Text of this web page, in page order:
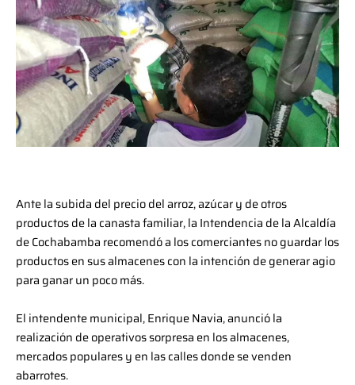
Ante la subida del precio del arroz, azúcar y de otros
productos de la canasta familiar, la Intendencia de la Alcaldía
de Cochabamba recomendó a los comerciantes no guardar los
productos en sus almacenes con la intención de generar agio
para ganar un poco más.
El intendente municipal, Enrique Navia, anunció la
realización de operativos sorpresa en los almacenes,
mercados populares y en las calles donde se venden
abarrotes.